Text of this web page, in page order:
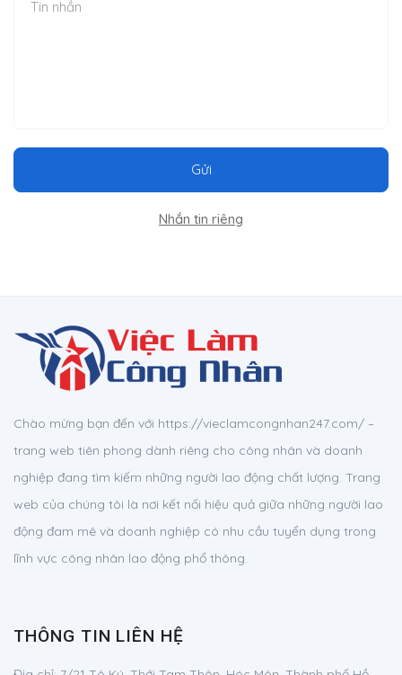
Gửi
Nhắn tin riêng
Chào mừng bạn đến với https://vieclamcongnhan247.com/ –
trang web tiên phong dành riêng cho công nhân và doanh
nghiệp đang tìm kiếm những người lao động chất lượng. Trang
web của chúng tôi là nơi kết nối hiệu quả giữa những người lao
động đam mê và doanh nghiệp có nhu cầu tuyển dụng trong
lĩnh vực công nhân lao động phổ thông.
THÔNG TIN LIÊN HỆ